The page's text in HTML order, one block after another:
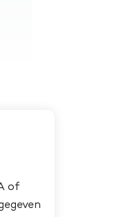
of